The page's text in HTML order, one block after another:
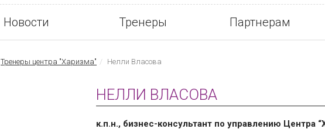
Новости Тренеры Партнерам
Тренеры центра "Харизма" Нелли Власова
НЕЛЛИ ВЛАСОВА
к.п.н., бизнес-консультант по управлению Центра